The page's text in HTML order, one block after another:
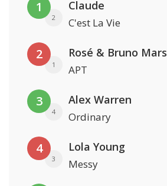
1
2
Claude
C'est La Vie
2
1
Rosé & Bruno Mars
APT
3
4
Alex Warren
Ordinary
4
3
Lola Young
Messy